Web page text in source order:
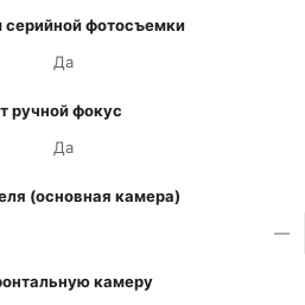
фотосъемки
Да
ручной фокус
Да
(основная камера)
—
камеру